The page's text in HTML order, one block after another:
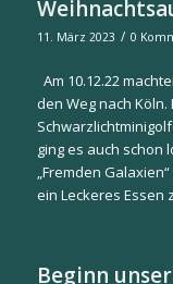
11. März 2023 / 0
Am 10.12.22
den Weg nach Köln.
ging es auch schon
„Fremden
ein Leckeres Essen
Beginn